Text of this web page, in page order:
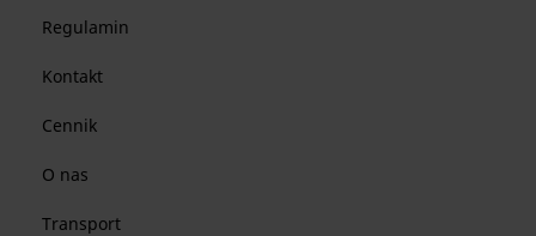
Regulamin
Kontakt
Cennik
O nas
Transport